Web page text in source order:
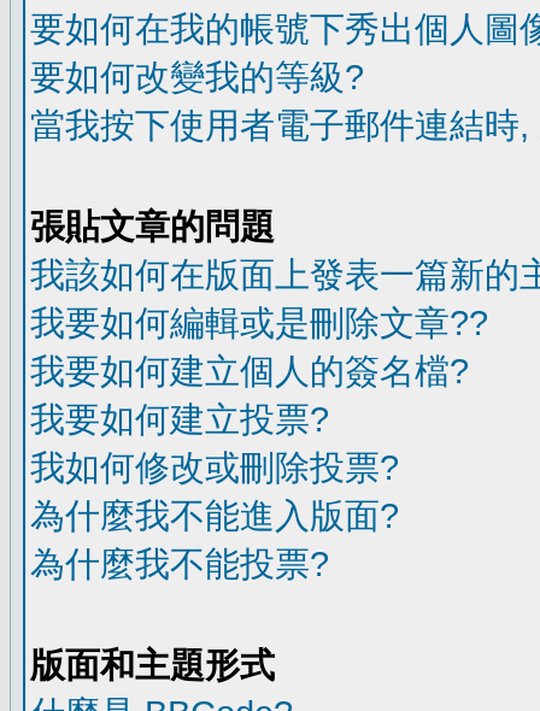
要如何在我的帳號下秀出個人圖
要如何改變我的等級?
當我按下使用者電子郵件連結時
張貼文章的問題
我該如何在版面上發表一篇新的
我要如何編輯或是刪除文章??
我要如何建立個人的簽名檔?
我要如何建立投票?
我如何修改或刪除投票?
為什麼我不能進入版面?
為什麼我不能投票?
版面和主題形式